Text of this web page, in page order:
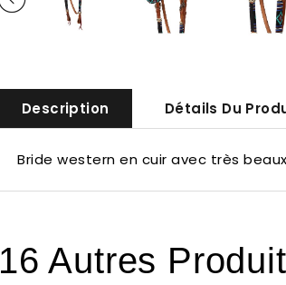
Description Détails Du
Bride western en cuir avec très
16 Autres